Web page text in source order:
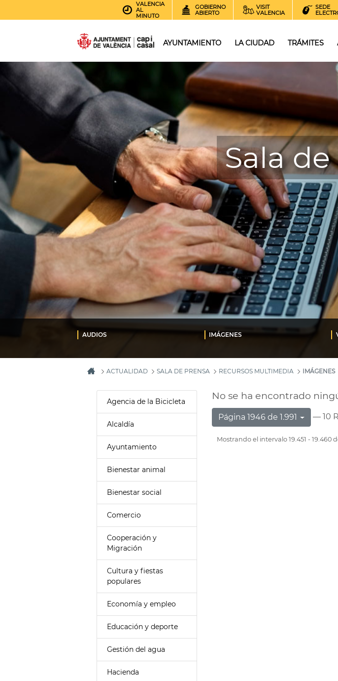
VALENCIA
AL
MINUTO
GOBIERNO
ABIERTO
VISIT
VALENCIA
SEDE
AYUNTAMIENTO LA CIUDAD TRÁMITES
Sala
AUDIOS IMÁGENES
ACTUALIDAD SALA DE PRENSA RECURSOS MULTIMEDIA IMÁGENES
Agencia de la Bicicleta
Alcaldía
Ayuntamiento
Bienestar animal
Bienestar social
Comercio
Cooperación y
Migración
Cultura y fiestas
populares
Economía y empleo
Educación y deporte
Gestión del agua
Hacienda
No se ha encontrado
Página 1946 de 1.991 — 10
Mostrando el intervalo 19.451 - 19.460